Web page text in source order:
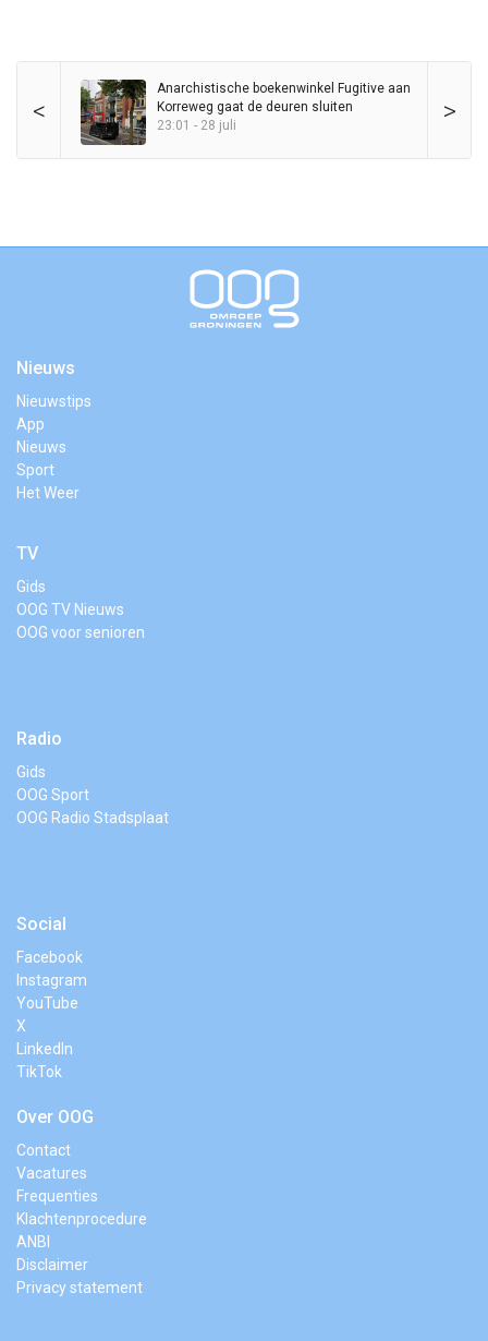
< >
Anarchistische boekenwinkel Fugitive aan
Korreweg gaat de deuren sluiten
23:01 - 28 juli
Nieuws
Nieuwstips
App
Nieuws
Sport
Het Weer
TV
Gids
OOG TV Nieuws
OOG voor senioren
Radio
Gids
OOG Sport
OOG Radio Stadsplaat
Social
Facebook
Instagram
YouTube
X
LinkedIn
TikTok
Over OOG
Contact
Vacatures
Frequenties
Klachtenprocedure
ANBI
Disclaimer
Privacy statement